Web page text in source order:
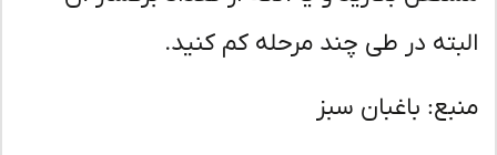
در طی چند مرحله کم کنید.
باغبان سبز